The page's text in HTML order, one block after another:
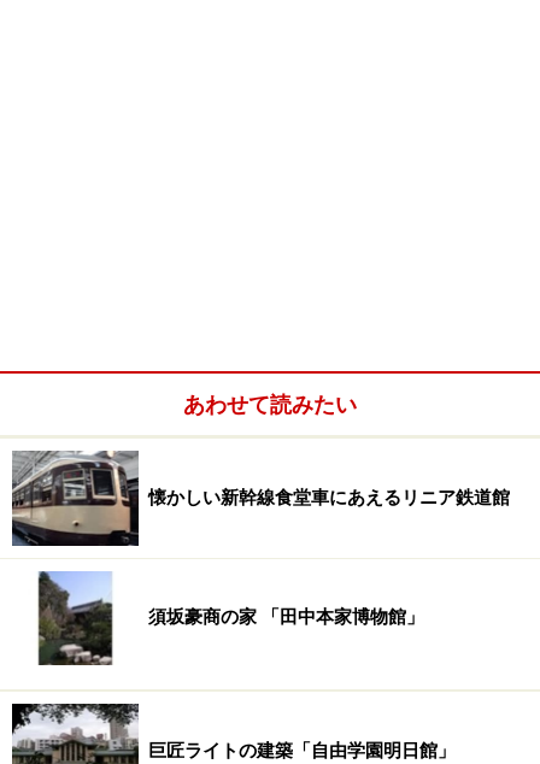
【4月～11月】9:00～17:00
【12月～3月】9:30～16:30
【1月】10:00～15:30
※入館は閉館30分前まで
○休館日:無休(但し、年末年始、展示替え等による臨時休
館日有り)
○入館料:大人(高校生以上)700円
○アクセス:
【電車】長野電鉄「須坂」よりタクシーで5分
【車】上信越自動車道須坂長野東I.Cから15分
あわせて読みたい
懐かしい新幹線食堂車にあえるリニア鉄道館
須坂豪商の家 「田中本家博物館」
巨匠ライトの建築「自由学園明日館」